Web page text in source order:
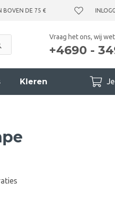
BOVEN DE 75 €
Vraag het ons, wij
+4690 -
Kleren